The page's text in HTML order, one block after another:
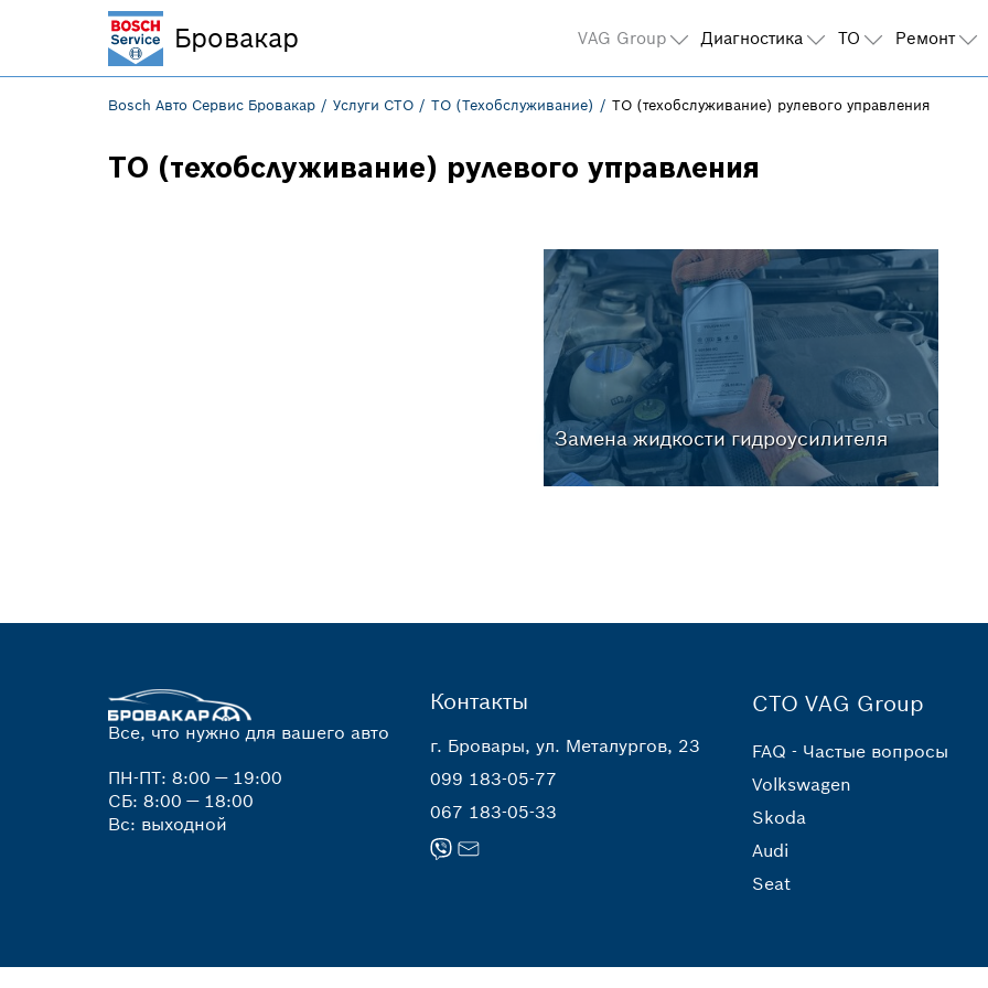
Bosch Авто Сервис Бровакар Услуги СТО ТО (Техобслуживание) ТО (техобслуживание) рулевого управления
ТО (техобслуживание) рулевого управления
Замена жидкости гидроусилителя
Все, что нужно для вашего авто
ПН-ПТ: 8:00 — 19:00
СБ: 8:00 — 18:00
Вс: выходной
Контакты
г. Бровары, ул. Металургов, 23
099 183-05-77
067 183-05-33
СТО VAG Group
FAQ - Частые вопросы
Volkswagen
Skoda
Audi
Seat
Бровакар VAG Group Диагностика ТО Ремонт